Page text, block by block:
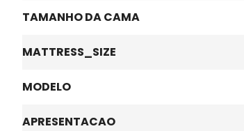
TAMANHO DA CAMA
MATTRESS_SIZE
MODELO
APRESENTACAO